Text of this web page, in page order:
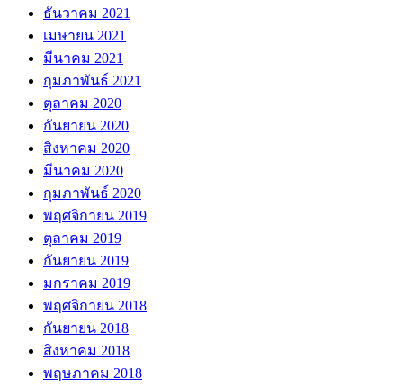
ธันวาคม 2021
เมษายน 2021
มีนาคม 2021
กุมภาพันธ์ 2021
ตุลาคม 2020
กันยายน 2020
สิงหาคม 2020
มีนาคม 2020
กุมภาพันธ์ 2020
พฤศจิกายน 2019
ตุลาคม 2019
กันยายน 2019
มกราคม 2019
พฤศจิกายน 2018
กันยายน 2018
สิงหาคม 2018
พฤษภาคม 2018